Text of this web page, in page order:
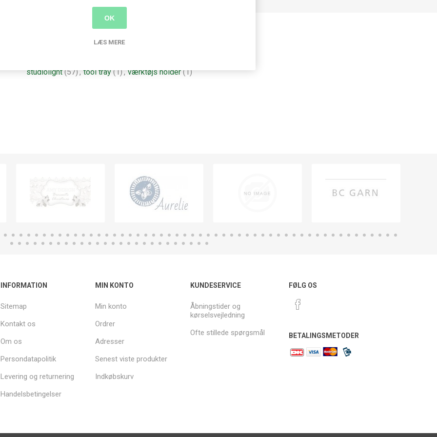
Produkt tags
studiolight (57), tool tray (1), værktøjs holder (1)
INFORMATION
Sitemap
Kontakt os
Om os
Persondatapolitik
Levering og returnering
Handelsbetingelser
MIN KONTO
Min konto
Ordrer
Adresser
Senest viste produkter
Indkøbskurv
KUNDESERVICE
Åbningstider og
kørselsvejledning
Ofte stillede spørgsmål
FØLG OS
BETALINGSMETODER
OK
LÆS MERE